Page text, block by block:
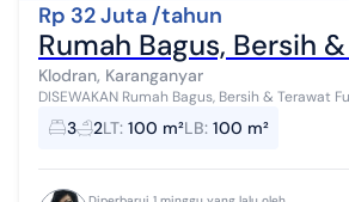
Rp 32 Juta /tahun
Rumah Bagus, Bersih
Klodran, Karanganyar
DISEWAKAN Rumah Bagus, Bersih & Terawat Full Furnished di
Perumahan Klodran, Solo Spesifikasi: Luas Tanah 100 Meter Persegi
Full Bangunan Lebar ...
3 2LT: 100 m²LB: 100 m²